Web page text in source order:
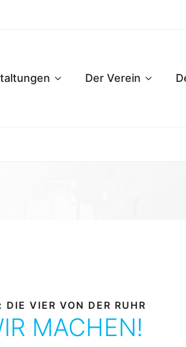
Der Verein
DIE VIER VON DER RUHR
MACHEN!